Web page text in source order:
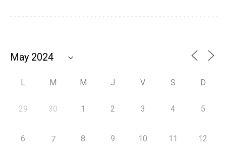
L M M J V S D
29 30 1 2 3 4 5
6 7 8 9 10 11 12